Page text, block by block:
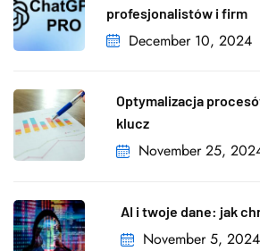
profesjonalistów i firm
December 10, 2024
Optymalizacja
klucz
November 25,
AI i twoje dane: jak
November 5, 2024